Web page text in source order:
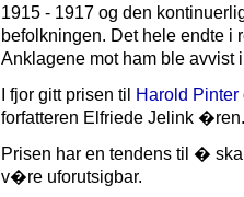
1915 - 1917 og den
befolkningen. Det hele endte i
Anklagene mot ham ble
I fjor gitt prisen til
Harold Pinter
forfatteren Elfriede Jelink �ren.
Prisen har en tendens til �
v�re uforutsigbar.